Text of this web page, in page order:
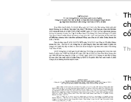
Thông báo về việc không tổ
Thông báo về việc không tổ